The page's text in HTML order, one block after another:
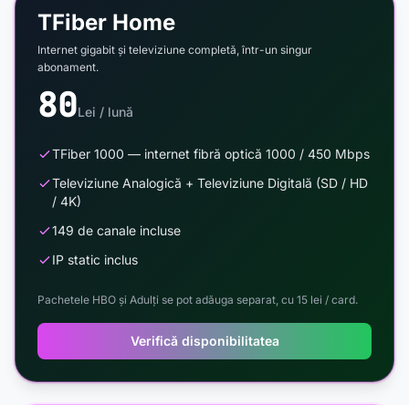
TFiber Home
Internet gigabit și televiziune completă, într-un singur
abonament.
80Lei / lună
TFiber 1000 — internet fibră optică 1000 / 450 Mbps
Televiziune Analogică + Televiziune Digitală (SD / HD
/ 4K)
149 de canale incluse
IP static inclus
Pachetele HBO și Adulți se pot adăuga separat, cu 15 lei / card.
Verifică disponibilitatea